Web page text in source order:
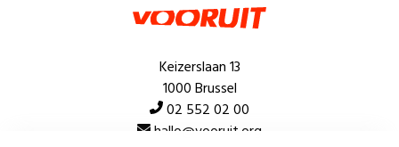
Keizerslaan 13
1000 Brussel
02 552 02 00
hallo@vooruit.org